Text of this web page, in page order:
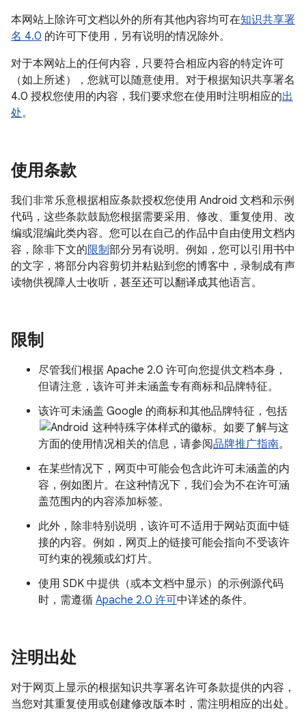
本网站上除许可文档以外的所有其他内容均可在知识共享署
名 4.0 的许可下使用，另有说明的情况除外。
对于本网站上的任何内容，只要符合相应内容的特定许可
（如上所述），您就可以随意使用。对于根据知识共享署名
4.0 授权您使用的内容，我们要求您在使用时注明相应的出
处。
使用条款
我们非常乐意根据相应条款授权您使用 Android 文档和示例
代码，这些条款鼓励您根据需要采用、修改、重复使用、改
编或混编此类内容。您可以在自己的作品中自由使用文档内
容，除非下文的限制部分另有说明。例如，您可以引用书中
的文字，将部分内容剪切并粘贴到您的博客中，录制成有声
读物供视障人士收听，甚至还可以翻译成其他语言。
限制
尽管我们根据 Apache 2.0 许可向您提供文档本身，
但请注意，该许可并未涵盖专有商标和品牌特征。
该许可未涵盖 Google 的商标和其他品牌特征，包括
这种特殊字体样式的徽标。如要了解与这
方面的使用情况相关的信息，请参阅品牌推广指南。
在某些情况下，网页中可能会包含此许可未涵盖的内
容，例如图片。在这种情况下，我们会为不在许可涵
盖范围内的内容添加标签。
此外，除非特别说明，该许可不适用于网站页面中链
接的内容。例如，网页上的链接可能会指向不受该许
可约束的视频或幻灯片。
使用 SDK 中提供（或本文档中显示）的示例源代码
时，需遵循 Apache 2.0 许可中详述的条件。
注明出处
对于网页上显示的根据知识共享署名许可条款提供的内容，
当您对其重复使用或创建修改版本时，需注明相应的出处。